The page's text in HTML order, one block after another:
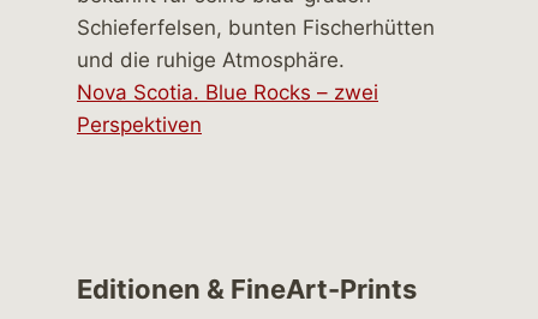
Nova Scotia. Blue Rocks – zwei
Perspektiven
Editionen & FineArt-Prints